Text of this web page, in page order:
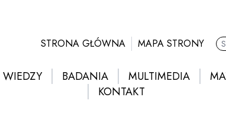
STRONA GŁÓWNA MAPA STRONY
BADANIA MULTIMEDIA
KONTAKT